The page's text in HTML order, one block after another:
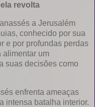
revolta
a Jerusalém
conhecido por sua
e por profundas perdas
alimentar um
suas decisões como
enfrenta ameaças
intensa batalha interior.